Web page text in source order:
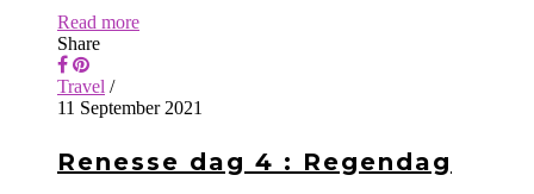
Read more
Share
Travel /
11 September 2021
Renesse dag 4 : Regendag